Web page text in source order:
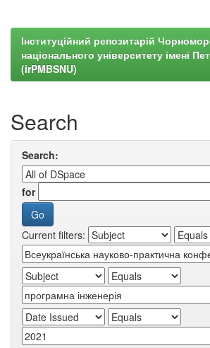
Інституційний репозитарій
національного університету імені
(irPMBSNU)
Search
Search:
for
Current filters: